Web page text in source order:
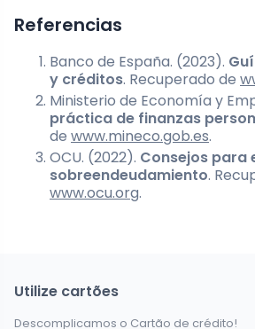
Referencias
Banco de España. (2023).
y créditos. Recuperado de
Ministerio de Economía y
práctica de finanzas
de www.mineco.gob.es.
OCU. (2022). Consejos para
sobreendeudamiento.
www.ocu.org.
Utilize cartões
Descomplicamos o Cartão de crédito!